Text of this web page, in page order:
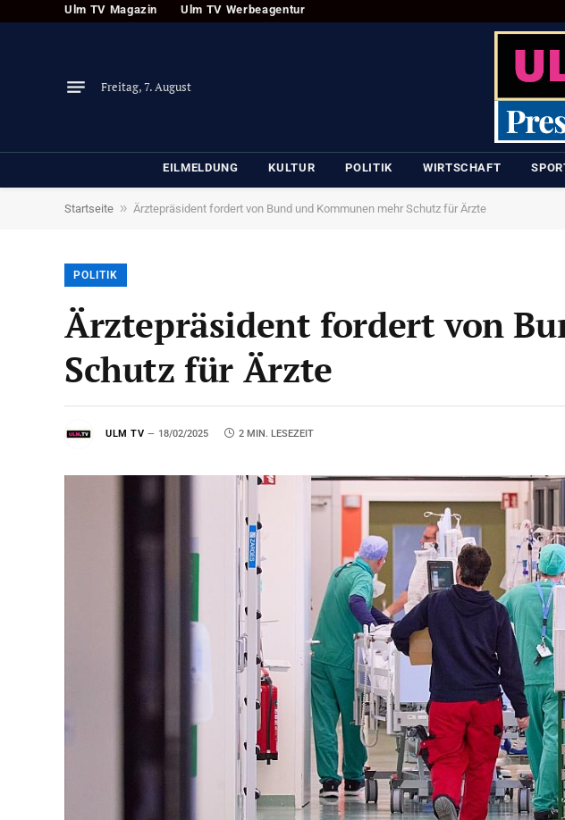
Ulm TV Magazin Ulm TV Werbeagentur
Freitag, 7. August
EILMELDUNG KULTUR POLITIK WIRTSCHAFT
Startseite » Ärztepräsident fordert von Bund und Kommunen mehr Schutz für Ärzte
POLITIK
Ärztepräsident fordert von
Schutz für Ärzte
ULM TV 18/02/2025 2 MIN. LESEZEIT